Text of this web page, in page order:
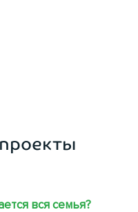
вся семья?